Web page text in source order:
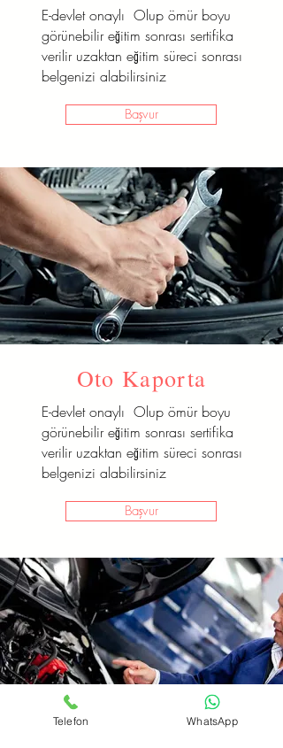
Başvur
E-devlet onaylı Olup ömür boyu
görünebilir eğitim sonrası sertifika
verilir uzaktan eğitim süreci sonrası
belgenizi alabilirsiniz
Başvur
Oto Kaporta
E-devlet onaylı Olup ömür boyu
görünebilir eğitim sonrası sertifika
verilir uzaktan eğitim süreci sonrası
belgenizi alabilirsiniz
Başvur
Telefon WhatsApp